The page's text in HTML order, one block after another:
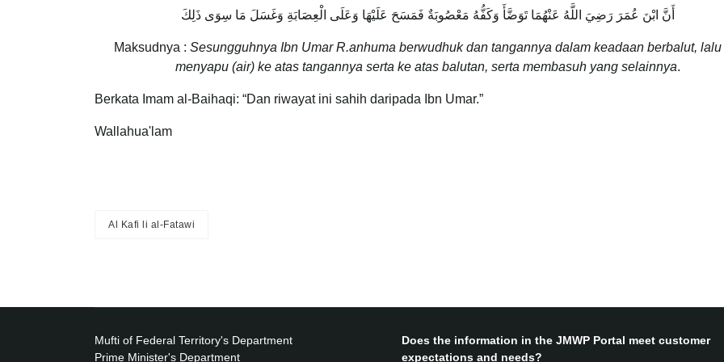
أَنَّ ابْنَ عُمَرَ رَضِيَ اللَّهُ عَنْهُمَا تَوَضَّأَ وَكَفُّهُ مَعْصُوبَةٌ فَمَسَحَ عَلَيْهَا وَعَلَى الْعِصَابَةِ وَغَسَلَ مَا سِوَى ذَلِكَ
Maksudnya : Sesungguhnya Ibn Umar R.anhuma berwudhuk dan tangannya dalam keadaan berbalut, lalu
menyapu (air) ke atas tangannya serta ke atas balutan, serta membasuh yang selainnya.
Berkata Imam al-Baihaqi: “Dan riwayat ini sahih daripada Ibn Umar.”
Wallahua'lam
Al Kafi li al-Fatawi
Mufti of Federal Territory's Department
Prime Minister's Department
Does the information in the JMWP Portal meet customer
expectations and needs?